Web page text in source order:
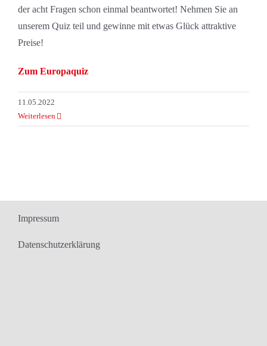
der acht Fragen schon einmal beantwortet! Nehmen Sie an
unserem Quiz teil und gewinne mit etwas Glück attraktive
Preise!
Zum Europaquiz
11.05.2022
Weiterlesen
Impressum
Datenschutzerklärung